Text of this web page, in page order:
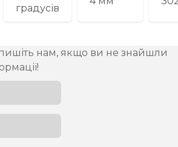
градусів
нам, якщо ви не знайшли